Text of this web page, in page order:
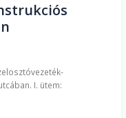
I. ütem: